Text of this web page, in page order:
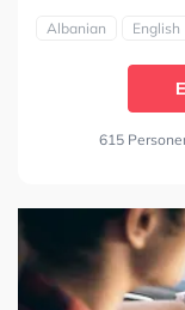
Albanian English
615